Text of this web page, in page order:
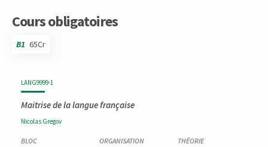
Cours obligatoires
B1 65Cr
LANG9999-1
Maitrise de la langue française
Nicolas Gregov